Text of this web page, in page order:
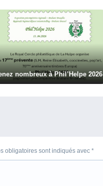
nombreux à Phil’Helpe 2026
obligatoires sont indiqués avec *